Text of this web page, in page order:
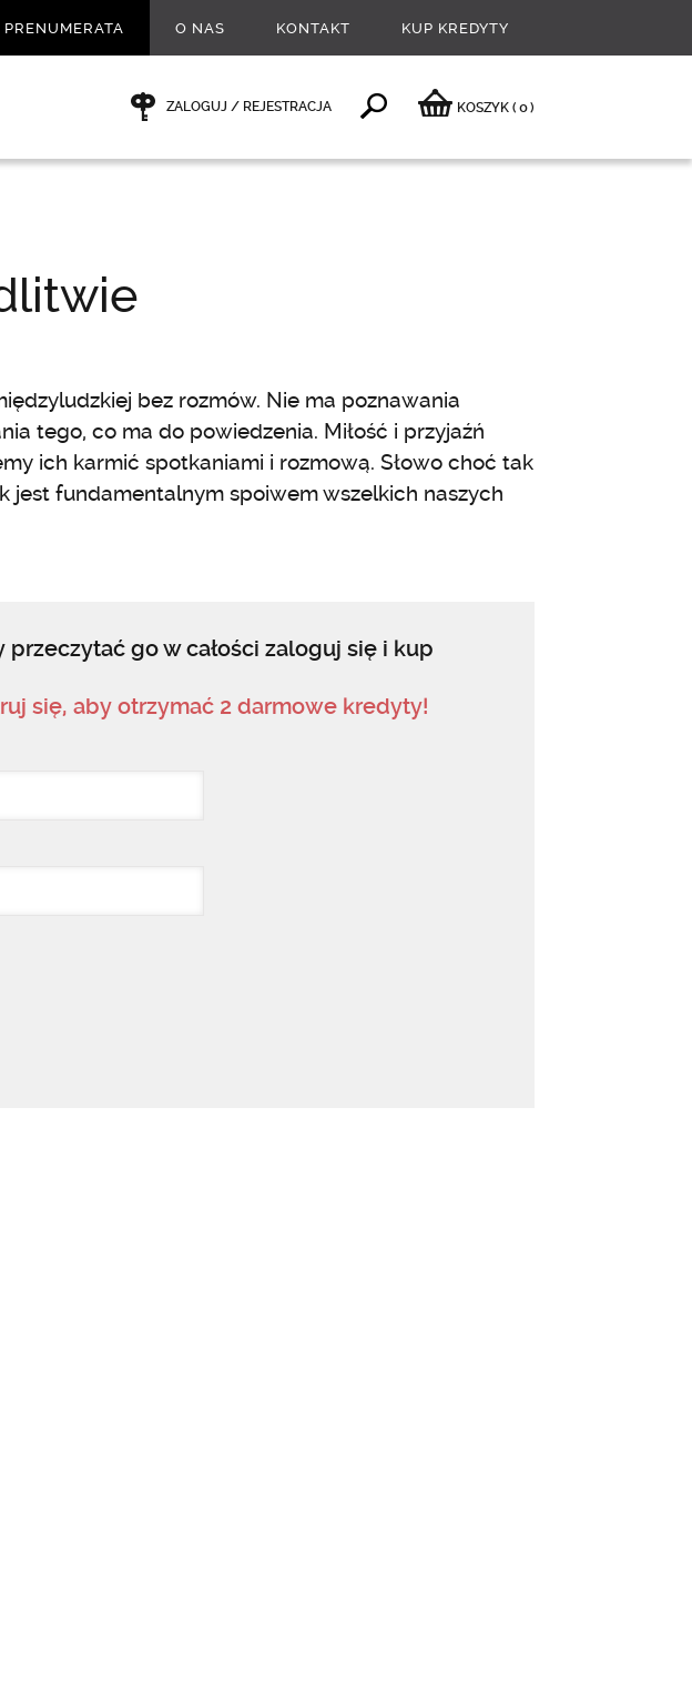
PRENUMERATA O NAS KONTAKT KUP KREDYTY
ZALOGUJ / REJESTRACJA KOSZYK ( 0)
bez rozmów. Nie ma poznawania
tego, co ma do powiedzenia. Miłość i przyjaźń
ich karmić spotkaniami i rozmową. Słowo choć tak
jest fundamentalnym spoiwem wszelkich naszych
przeczytać go w całości zaloguj się i kup
się, aby otrzymać 2 darmowe kredyty!